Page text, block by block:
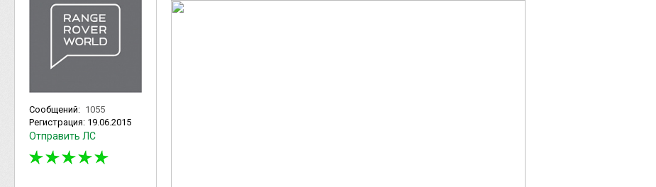
Сообщений: 1055
Регистрация: 19.06.2015
Отправить ЛС